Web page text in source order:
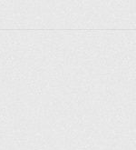
память
и честных